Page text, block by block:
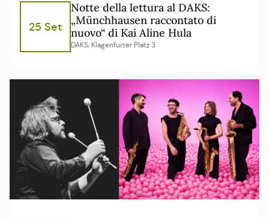
25 Set
Notte della lettura al DAKS:
„Münchhausen raccontato di
nuovo“ di Kai Aline Hula
DAKS, Klagenfurter Platz 3